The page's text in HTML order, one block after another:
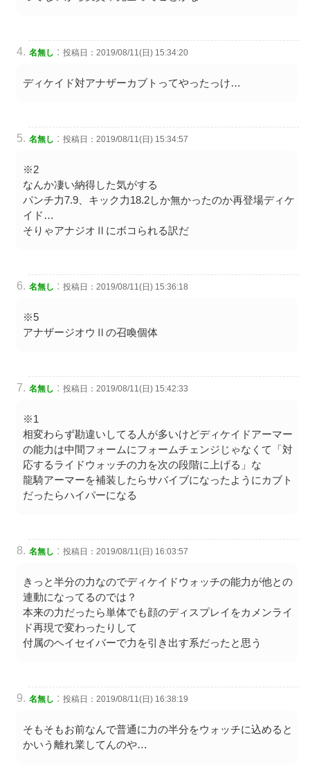
名無し : 投稿日：2019/08/11(日) 15:34:20
ディケイド対アナザーカブトってやったっけ…
名無し : 投稿日：2019/08/11(日) 15:34:57
※2
なんか凄い納得した気がする
パンチ力7.9、キック力18.2しか無かったのか再登場ディケ
イド…
そりゃアナジオⅡにボコられる訳だ
名無し : 投稿日：2019/08/11(日) 15:36:18
※5
アナザージオウⅡの召喚個体
名無し : 投稿日：2019/08/11(日) 15:42:33
※1
相変わらず勘違いしてる人が多いけどディケイドアーマー
の能力は中間フォームにフォームチェンジじゃなくて「対
応するライドウォッチの力を次の段階に上げる」な
龍騎アーマーを補装したらサバイブになったようにカブト
だったらハイパーになる
名無し : 投稿日：2019/08/11(日) 16:03:57
きっと半分の力なのでディケイドウォッチの能力が他との
連動になってるのでは？
本来の力だったら単体でも顔のディスプレイをカメンライ
ド再現で変わったりして
付属のヘイセイバーで力を引き出す系だったと思う
名無し : 投稿日：2019/08/11(日) 16:38:19
そもそもお前なんで普通に力の半分をウォッチに込めると
かいう離れ業してんのや…